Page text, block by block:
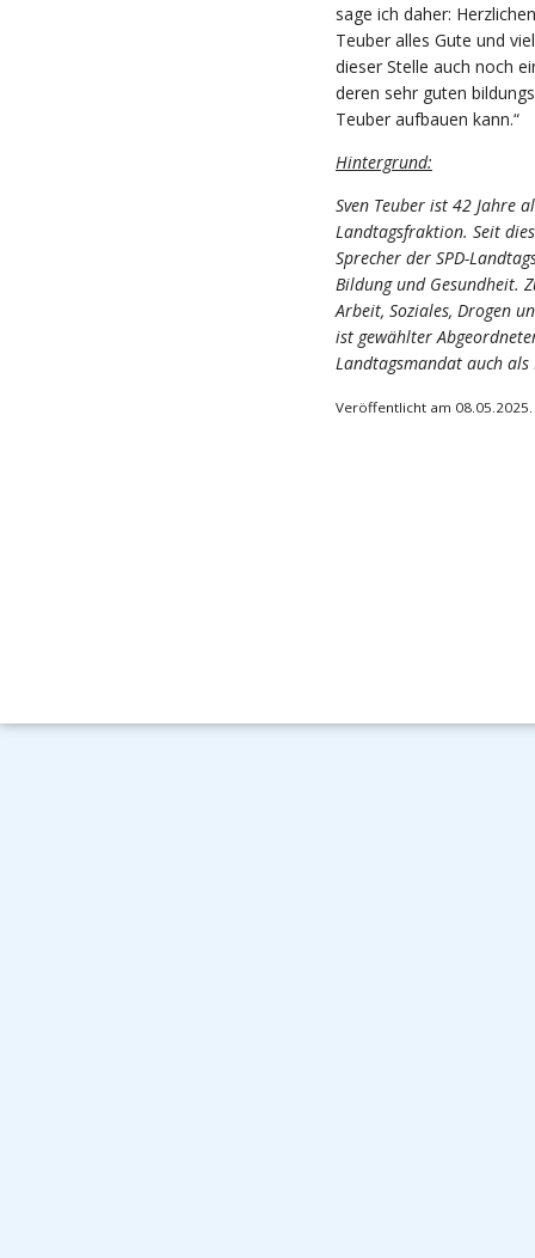
sage ich daher:
Teuber alles Gute und
dieser Stelle auch noch
deren sehr guten
Teuber aufbauen kann.“
Hintergrund:
Sven Teuber ist 42 Jahre
Landtagsfraktion. Seit
Sprecher der SPD-
Bildung und Gesundheit.
Arbeit, Soziales, Drogen
ist gewählter
Landtagsmandat auch
Veröffentlicht am 08.05.2025.